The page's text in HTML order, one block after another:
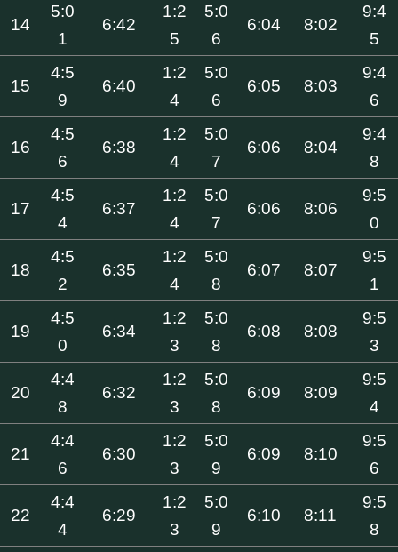
14
5:0
1
6:42
1:2
5
5:0
6
6:04 8:02
9:4
5
15
4:5
9
6:40
1:2
4
5:0
6
6:05 8:03
9:4
6
16
4:5
6
6:38
1:2
4
5:0
7
6:06 8:04
9:4
8
17
4:5
4
6:37
1:2
4
5:0
7
6:06 8:06
9:5
0
18
4:5
2
6:35
1:2
4
5:0
8
6:07 8:07
9:5
1
19
4:5
0
6:34
1:2
3
5:0
8
6:08 8:08
9:5
3
20
4:4
8
6:32
1:2
3
5:0
8
6:09 8:09
9:5
4
21
4:4
6
6:30
1:2
3
5:0
9
6:09 8:10
9:5
6
22
4:4
4
6:29
1:2
3
5:0
9
6:10 8:11
9:5
8